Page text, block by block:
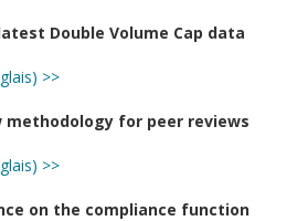
Double Volume Cap data
>>
methodology for peer reviews
>>
on the compliance function